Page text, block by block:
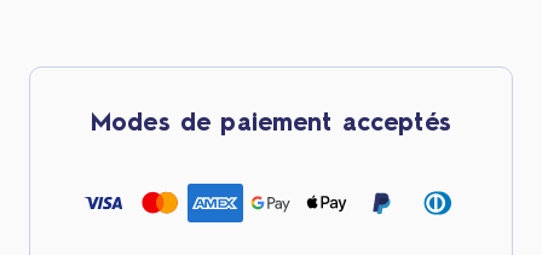
Modes de paiement acceptés